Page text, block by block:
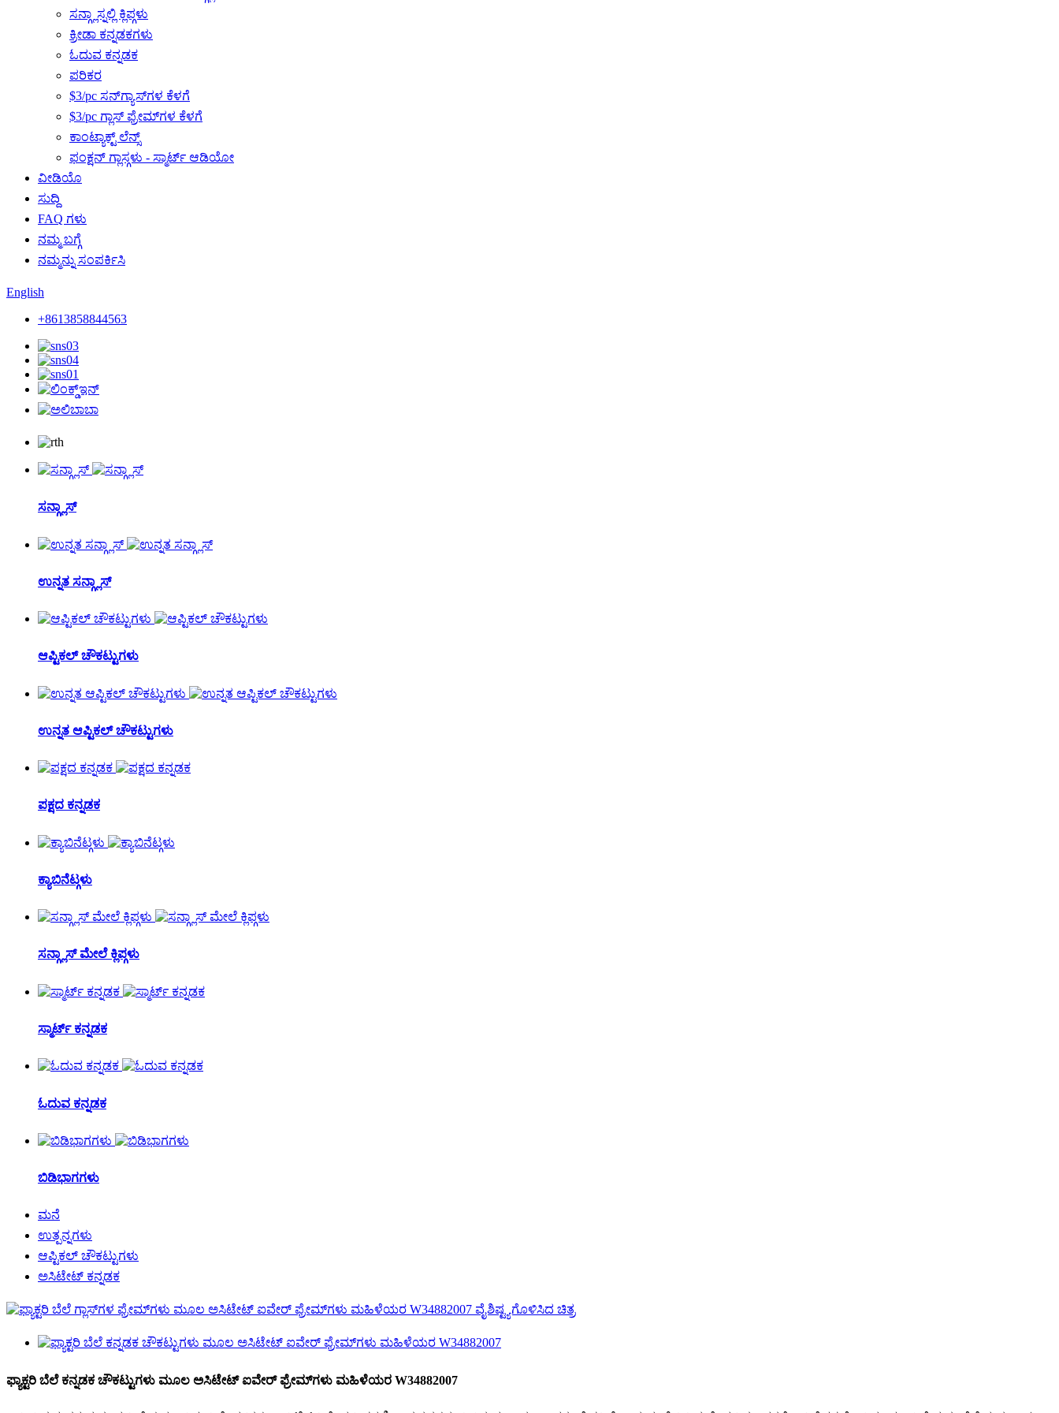
ಸನ್ಗ್ಲಾಸ್ನಲ್ಲಿ ಕ್ಲಿಪ್ಗಳು
ಕ್ರೀಡಾ ಕನ್ನಡಕಗಳು
ಓದುವ ಕನ್ನಡಕ
ಪರಿಕರ
$3/pc ಸನ್‌ಗ್ಯಾಸ್‌ಗಳ ಕೆಳಗೆ
$3/pc ಗ್ಲಾಸ್ ಫ್ರೇಮ್‌ಗಳ ಕೆಳಗೆ
ಕಾಂಟ್ಯಾಕ್ಟ್ ಲೆನ್ಸ್
ಫಂಕ್ಷನ್ ಗ್ಲಾಸ್ಗಳು - ಸ್ಮಾರ್ಟ್ ಆಡಿಯೋ
ವೀಡಿಯೊ
ಸುದ್ದಿ
FAQ ಗಳು
ನಮ್ಮ ಬಗ್ಗೆ
ನಮ್ಮನ್ನು ಸಂಪರ್ಕಿಸಿ
English
+8613858844563
ಸನ್ಗ್ಲಾಸ್
ಉನ್ನತ ಸನ್ಗ್ಲಾಸ್
ಆಪ್ಟಿಕಲ್ ಚೌಕಟ್ಟುಗಳು
ಉನ್ನತ ಆಪ್ಟಿಕಲ್ ಚೌಕಟ್ಟುಗಳು
ಪಕ್ಷದ ಕನ್ನಡಕ
ಕ್ಯಾಬಿನೆಟ್ಗಳು
ಸನ್ಗ್ಲಾಸ್ ಮೇಲೆ ಕ್ಲಿಪ್ಗಳು
ಸ್ಮಾರ್ಟ್ ಕನ್ನಡಕ
ಓದುವ ಕನ್ನಡಕ
ಬಿಡಿಭಾಗಗಳು
ಮನೆ
ಉತ್ಪನ್ನಗಳು
ಆಪ್ಟಿಕಲ್ ಚೌಕಟ್ಟುಗಳು
ಅಸಿಟೇಟ್ ಕನ್ನಡಕ
ಫ್ಯಾಕ್ಟರಿ ಬೆಲೆ ಕನ್ನಡಕ ಚೌಕಟ್ಟುಗಳು ಮೂಲ ಅಸಿಟೇಟ್ ಐವೇರ್ ಫ್ರೇಮ್‌ಗಳು ಮಹಿಳೆಯರ W34882007